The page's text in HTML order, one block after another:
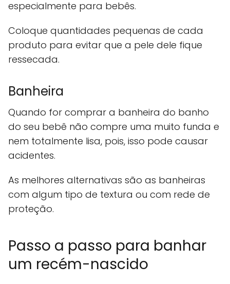
especialmente para bebês.
Coloque quantidades pequenas de cada
produto para evitar que a pele dele fique
ressecada.
Banheira
Quando for comprar a banheira do banho
do seu bebê não compre uma muito funda e
nem totalmente lisa, pois, isso pode causar
acidentes.
As melhores alternativas são as banheiras
com algum tipo de textura ou com rede de
proteção.
Passo a passo para banhar
um recém-nascido